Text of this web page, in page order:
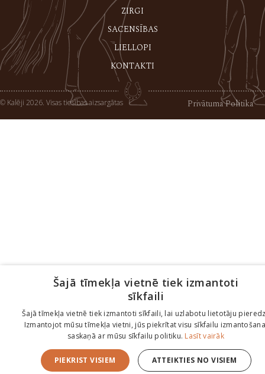
ZIRGI
SACENSĪBAS
LIELLOPI
KONTAKTI
© Kalēji 2026. Visas tiesības aizsargātas Privātuma Politika
Šajā tīmekļa vietnē tiek izmantoti
sīkfaili
Šajā tīmekļa vietnē tiek izmantoti sīkfaili, lai uzlabotu lietotāju
Izmantojot mūsu tīmekļa vietni, jūs piekrītat visu sīkfailu
saskaņā ar mūsu sīkfailu politiku. Lasīt vairāk
PIEKRIST VISIEM ATTEIKTIES NO VISIEM